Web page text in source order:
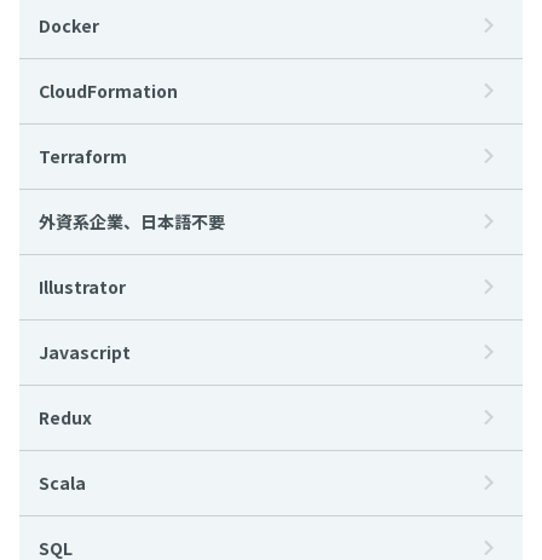
Docker
CloudFormation
Terraform
外資系企業、日本語不要
Illustrator
Javascript
Redux
Scala
SQL